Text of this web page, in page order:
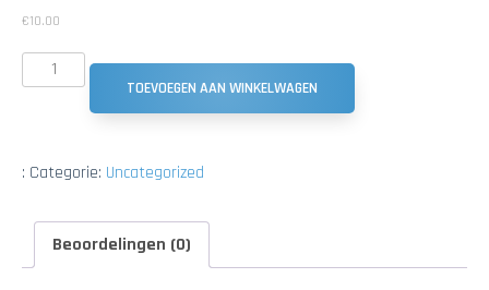
€10.00
TOEVOEGEN AAN WINKELWAGEN
: Categorie: Uncategorized
Beoordelingen (0)